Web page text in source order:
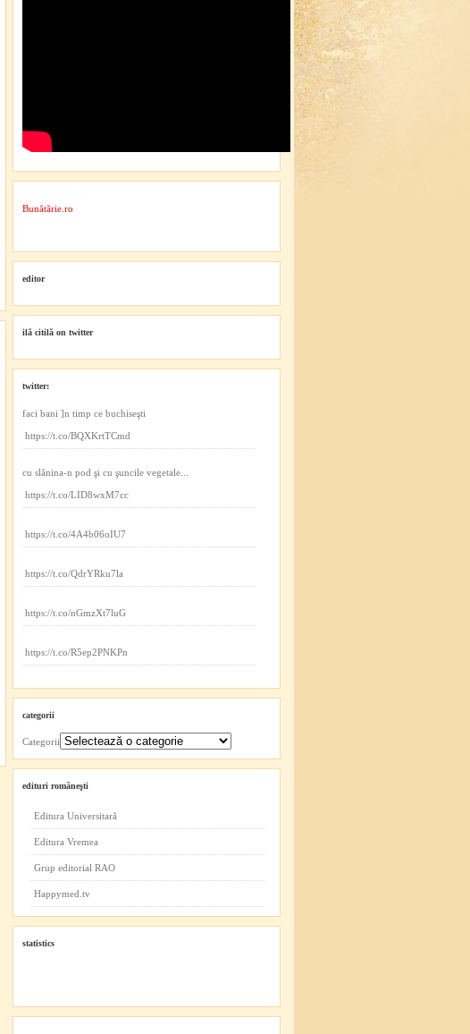
Bunătărie.ro
editor
ilă citilă on twitter
twitter:
faci bani ]n timp ce buchiseşti
https://t.co/BQXKrtTCmd
cu slănina-n pod şi cu şuncile vegetale...
https://t.co/LID8wxM7cc
https://t.co/4A4b06oIU7
https://t.co/QdrYRku7la
https://t.co/nGmzXt7luG
https://t.co/R5ep2PNKPn
categorii
Categorii
edituri româneşti
Editura Universitară
Editura Vremea
Grup editorial RAO
Happymed.tv
statistics